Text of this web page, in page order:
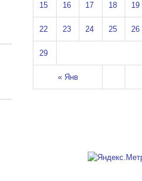
« Янв
15 16 17 18 19
22 23 24 25 26
29